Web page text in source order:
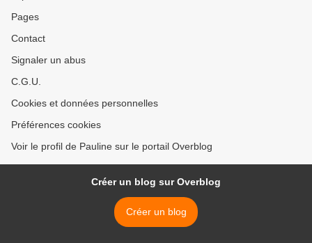
Pages
Contact
Signaler un abus
C.G.U.
Cookies et données personnelles
Préférences cookies
Voir le profil de Pauline sur le portail Overblog
Créer un blog sur Overblog
Créer un blog